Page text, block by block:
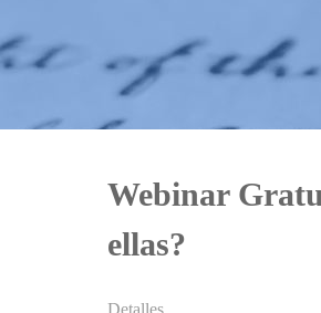
Webinar
ellas?
Detalles